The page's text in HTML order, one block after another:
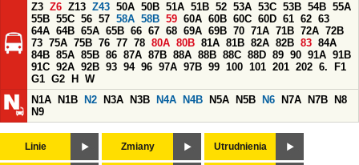
Z3 Z6 Z13 Z43 50A 50B 51A 51B 52 53A 53C 53B 54B 55A
55B 55C 56 57 58A 58B 59 60A 60B 60C 60D 61 62 63
64A 64B 65A 65B 66 67 68 69A 69B 70 71A 71B 72A 72B
73 75A 75B 76 77 78 80A 80B 81A 81B 82A 82B 83 84A
84B 85A 85B 86 87A 87B 88A 88B 88C 88D 89 90 91A 91B
91C 92A 92B 93 94 96 97A 97B 99 100 101 201 202 6.
F1
G1 G2 H
W
N1A
N1B N2 N3A N3B N4A N4B N5A N5B N6 N7A N7B
N8
N9
Linie Zmiany Utrudnienia